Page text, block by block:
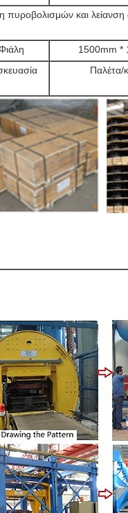
πυροβολισμών και
1500mm *
Παλέτα/